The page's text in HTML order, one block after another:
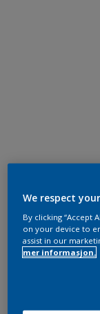
We respect
By clicking “Accept
on your device to
assist in our
mer informasjon.